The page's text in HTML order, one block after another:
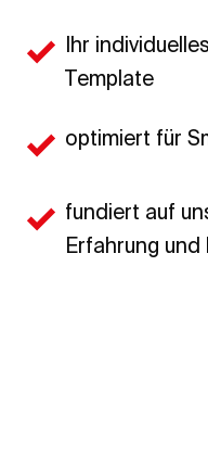
Ihr
Template
optimiert für
fundiert auf
Erfahrung